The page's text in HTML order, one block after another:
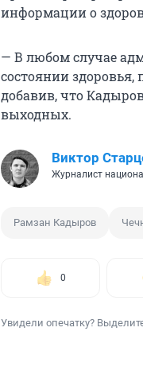
информации о
— В любом случае
состоянии здоровья,
добавив, что
выходных.
Виктор
Журналист
Рамзан Кадыров
0
Увидели опечатку?